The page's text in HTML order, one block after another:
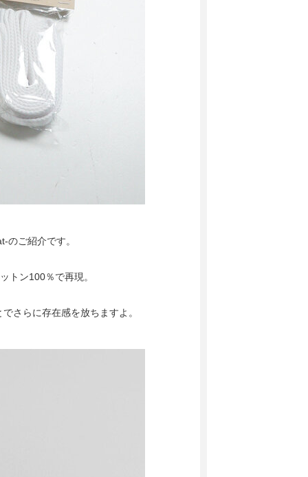
のご紹介です。
トン100％で再現。
さらに存在感を放ちますよ。